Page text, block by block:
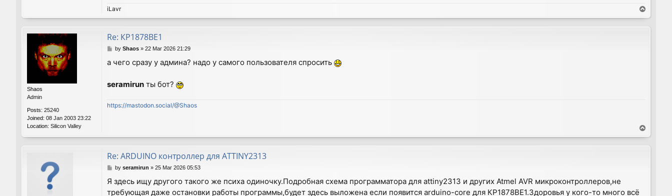
iLavr
o
p
Shaos
Admin
Posts: 25240
Joined: 08 Jan 2003 23:22
Location: Silicon Valley
Re: КР1878ВЕ1
P
s
by Shaos» 22 Mar 2026 21:29
а чего сразу у админа? надо у самого пользователя спросить
seramirun ты бот?
https://mastodon.social/@Shaos
o
p
Re: ARDUINO контроллер для ATTINY2313
P
s
t
by seramirun » 25 Mar 2026 05:53
Я здесь ищу другого такого же психа одиночку.Подробная схема программатора для attiny2313 и других Atmel AVR микроконтроллеров,не
требующая даже остановки работы программы,будет здесь выложена если появится arduino-core для КР1878ВЕ1.Здоровья у кого-то много всё